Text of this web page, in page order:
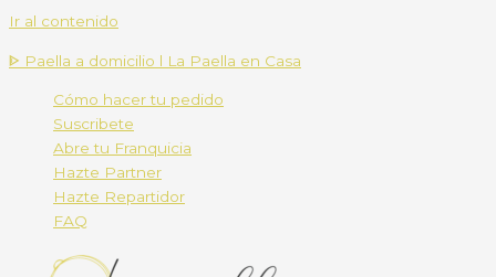
Ir al contenido
ᐈ Paella a domicilio l La Paella en Casa
Cómo hacer tu pedido
Suscribete
Abre tu Franquicia
Hazte Partner
Hazte Repartidor
FAQ